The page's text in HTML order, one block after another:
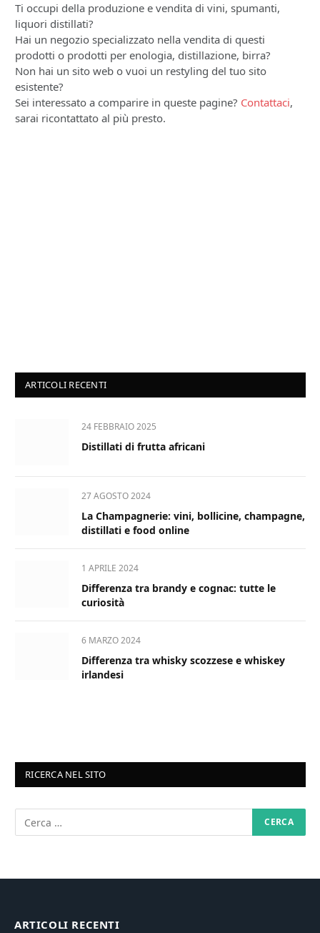
Ti occupi della produzione e vendita di vini, spumanti,
liquori distillati?
Hai un negozio specializzato nella vendita di questi
prodotti o prodotti per enologia, distillazione, birra?
Non hai un sito web o vuoi un restyling del tuo sito
esistente?
Sei interessato a comparire in queste pagine? Contattaci,
sarai ricontattato al più presto.
ARTICOLI RECENTI
24 FEBBRAIO 2025
Distillati di frutta africani
27 AGOSTO 2024
La Champagnerie: vini, bollicine, champagne,
distillati e food online
1 APRILE 2024
Differenza tra brandy e cognac: tutte le
curiosità
6 MARZO 2024
Differenza tra whisky scozzese e whiskey
irlandesi
RICERCA NEL SITO
ARTICOLI RECENTI